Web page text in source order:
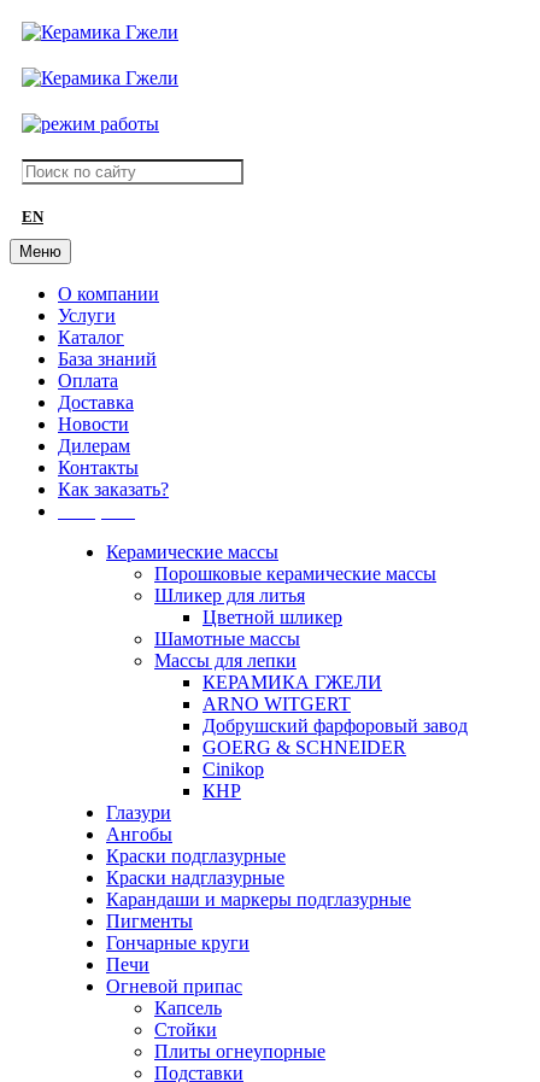
EN
Меню
О компании
Услуги
Каталог
База знаний
Оплата
Доставка
Новости
Дилерам
Контакты
Как заказать?
Керамические массы
Порошковые керамические массы
Шликер для литья
Цветной шликер
Шамотные массы
Массы для лепки
КЕРАМИКА ГЖЕЛИ
ARNO WITGERT
Добрушский фарфоровый завод
GOERG & SCHNEIDER
Cinikop
КНР
Глазури
Ангобы
Краски подглазурные
Краски надглазурные
Карандаши и маркеры подглазурные
Пигменты
Гончарные круги
Печи
Огневой припас
Капсель
Стойки
Плиты огнеупорные
Подставки